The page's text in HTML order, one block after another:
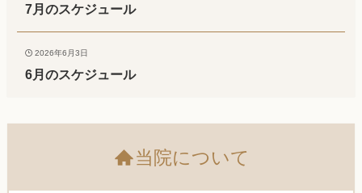
7月のスケジュール
2026年6月3日
6月のスケジュール
当院について